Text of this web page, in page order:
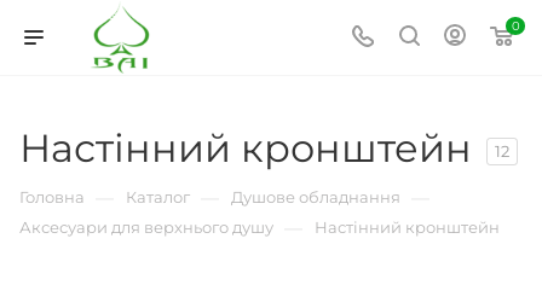
0
Настінний кронштейн 12
Головна Каталог Душове обладнання
Аксесуари для верхнього душу Настінний кронштейн